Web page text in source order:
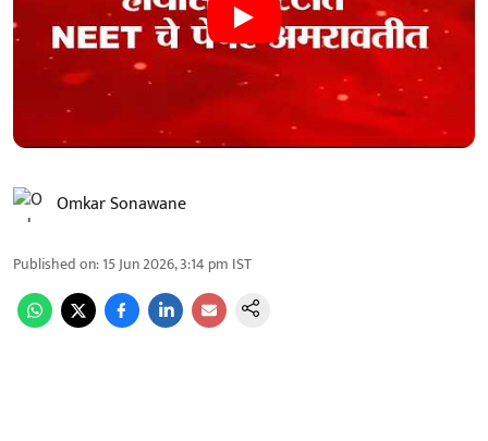
Omkar Sonawane
Published on:15 Jun 2026, 3:14 pm IST